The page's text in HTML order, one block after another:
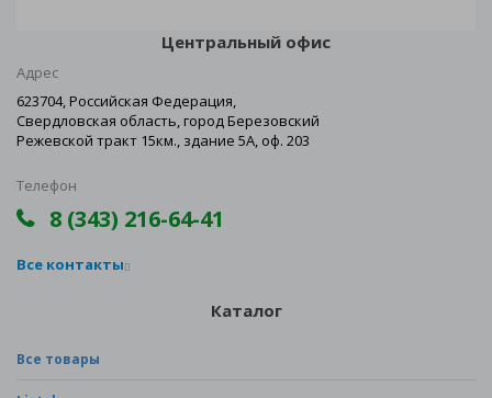
Центральный офис
Адрес
623704, Российская Федерация,
Свердловская область, город Березовский
Режевской тракт 15км., здание 5А, оф. 203
Телефон
8 (343) 216-64-41
Все контакты
Каталог
Все товары